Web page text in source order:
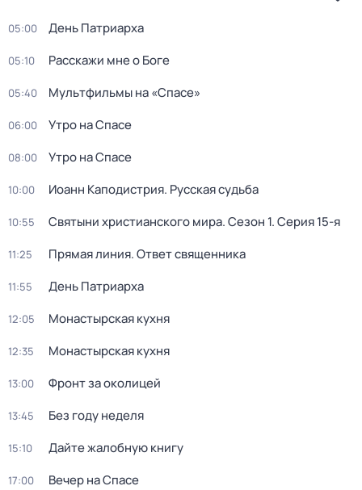
05:00 День Патриарха
05:10 Расскажи мне о Боге
05:40 Мультфильмы на «Спасе»
06:00 Утро на Спасе
08:00 Утро на Спасе
10:00 Иоанн Каподистрия. Русская судьба
10:55 Святыни христианского мира. Сезон 1. Серия 15-я
11:25 Прямая линия. Ответ священника
11:55 День Патриарха
12:05 Монастырская кухня
12:35 Монастырская кухня
13:00 Фронт за околицей
13:45 Без году неделя
15:10 Дайте жалобную книгу
17:00 Вeчер на Спасe